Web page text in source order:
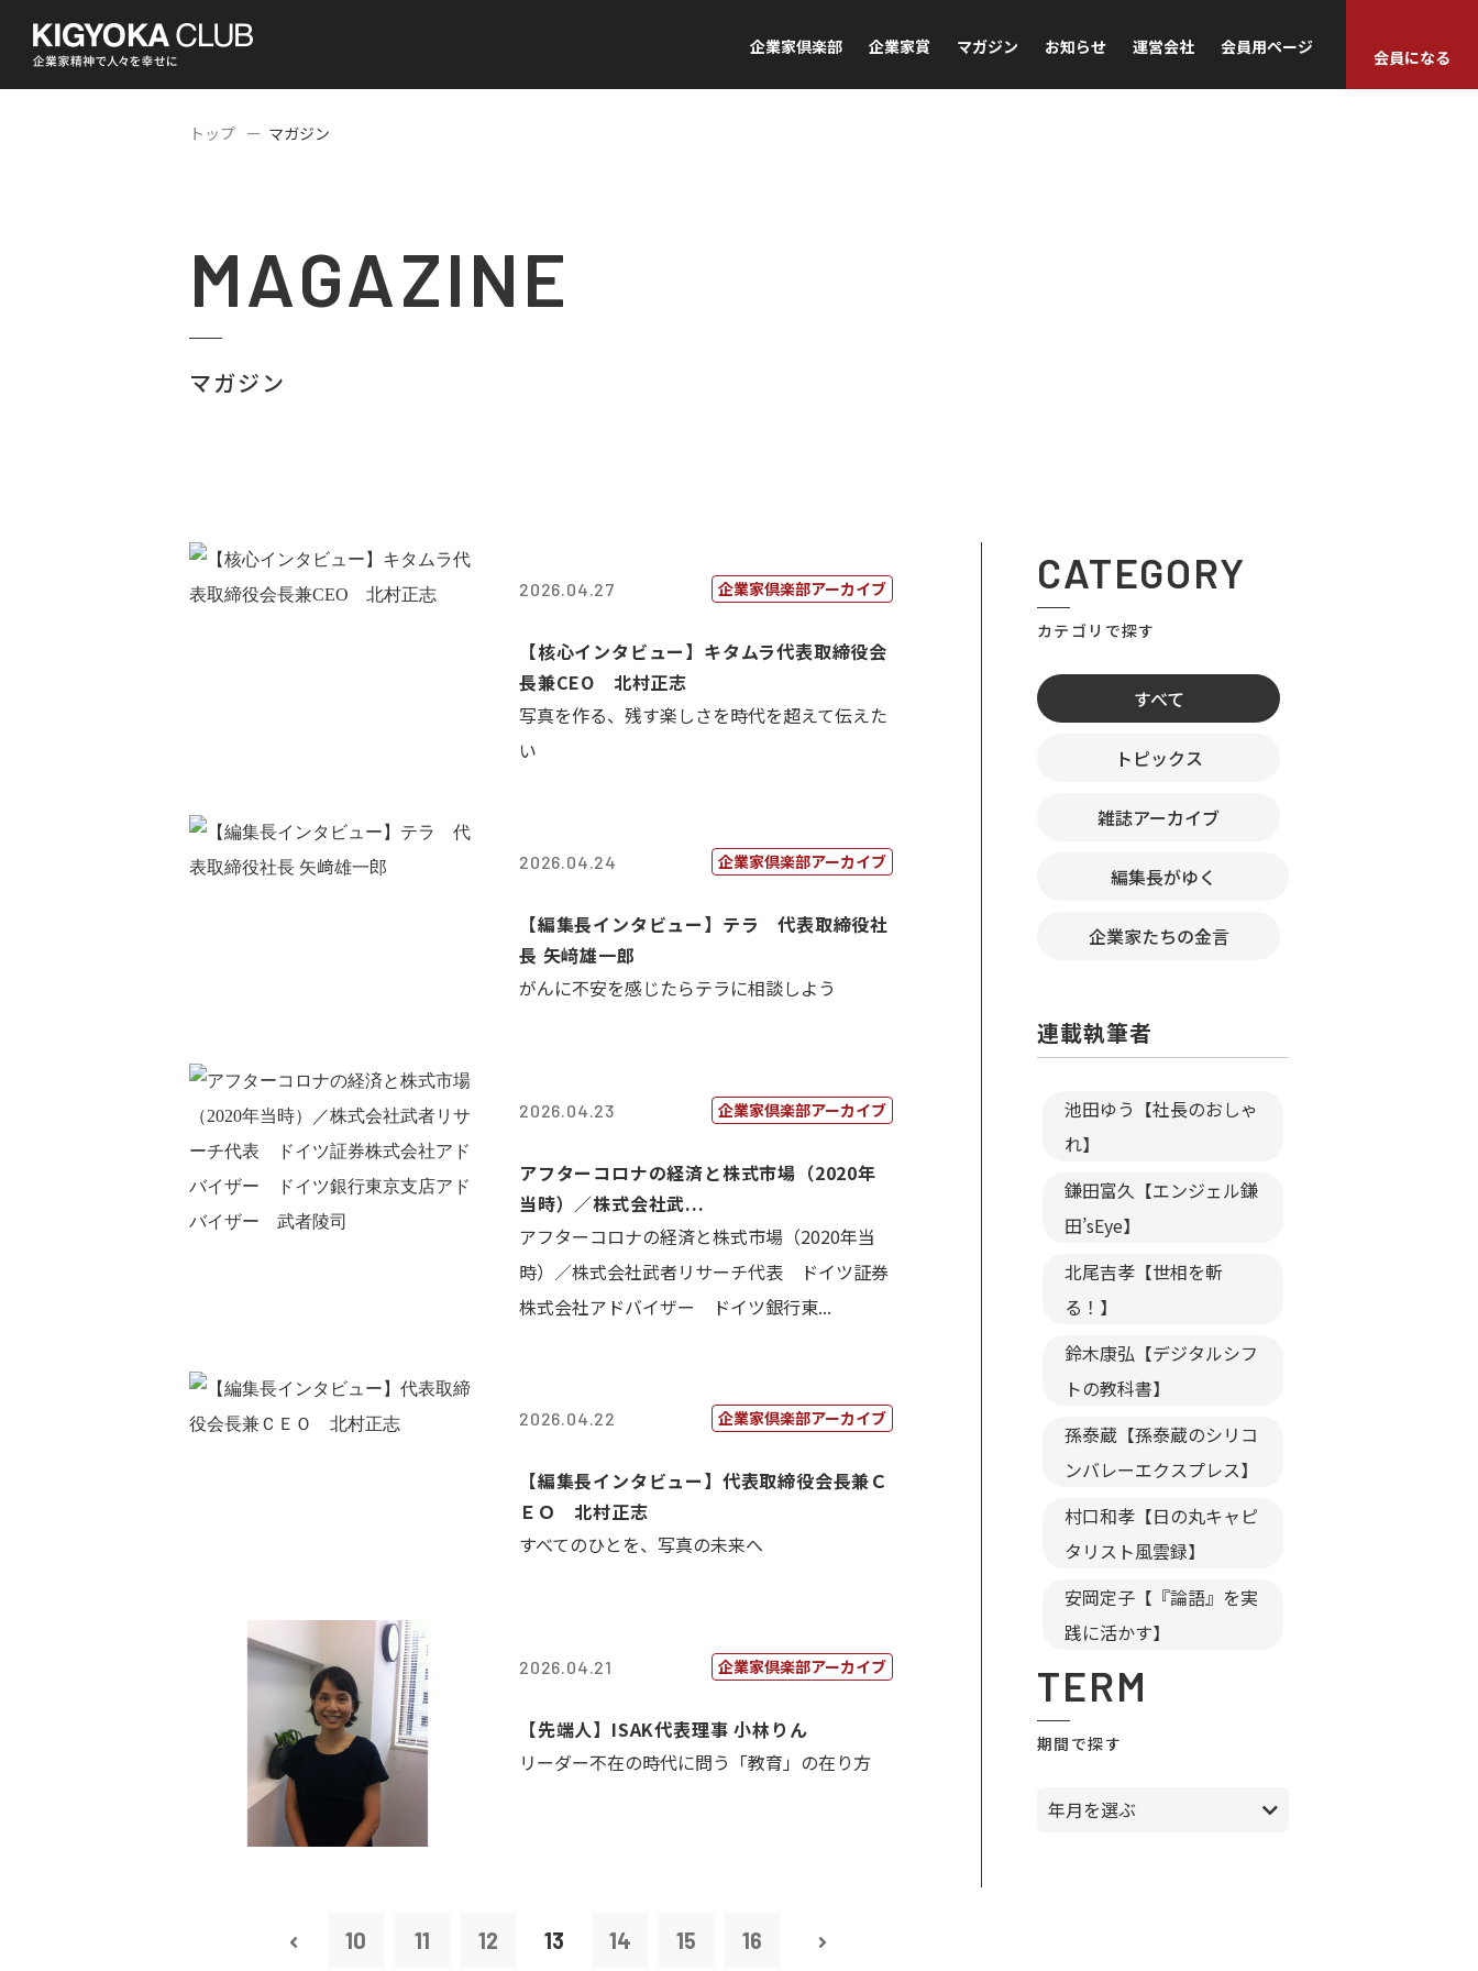
企業家倶楽部 企業家賞 マガジン お知らせ 運営会社 会員用ページ
会員になる
トップ マガジン
MAGAZINE
マガジン
2026.04.27 企業家倶楽部アーカイブ
【核心インタビュー】キタムラ代表取締役会
長兼CEO 北村正志
写真を作る、残す楽しさを時代を超えて伝えた
い
2026.04.24 企業家倶楽部アーカイブ
【編集長インタビュー】テラ 代表取締役社
長 矢﨑雄一郎
がんに不安を感じたらテラに相談しよう
2026.04.23 企業家倶楽部アーカイブ
アフターコロナの経済と株式市場（2020年
当時）／株式会社武...
アフターコロナの経済と株式市場（2020年当
時）／株式会社武者リサーチ代表 ドイツ証券
株式会社アドバイザー ドイツ銀行東...
2026.04.22 企業家倶楽部アーカイブ
【編集長インタビュー】代表取締役会長兼Ｃ
ＥＯ 北村正志
すべてのひとを、写真の未来へ
2026.04.21 企業家倶楽部アーカイブ
【先端人】ISAK代表理事 小林りん
リーダー不在の時代に問う「教育」の在り方
10 11 12 13 14 15 16
CATEGORY
カテゴリで探す
すべて
トピックス
雑誌アーカイブ
編集長がゆく
企業家たちの金言
連載執筆者
池田ゆう【社長のおしゃ
れ】
鎌田富久【エンジェル鎌
田’sEye】
北尾吉孝【世相を斬
る！】
鈴木康弘【デジタルシフ
トの教科書】
孫泰蔵【孫泰蔵のシリコ
ンバレーエクスプレス】
村口和孝【日の丸キャピ
タリスト風雲録】
安岡定子【『論語』を実
践に活かす】
TERM
期間で探す
年月を選ぶ